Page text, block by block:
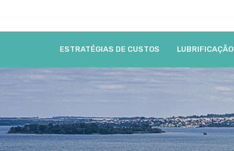
ESTRATÉGIAS DE CUSTOS LUBRIFICAÇÃO